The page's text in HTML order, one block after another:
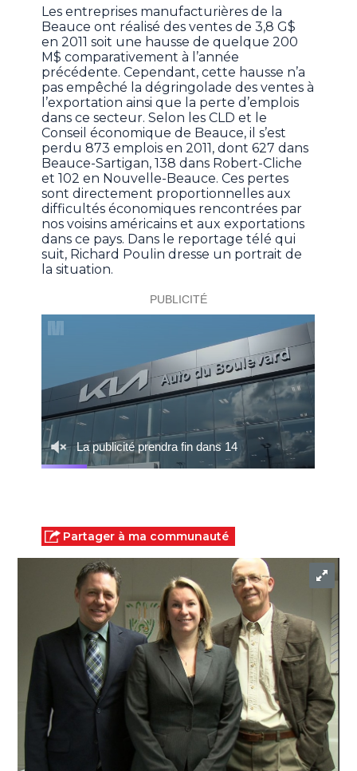
Les entreprises manufacturières de la
Beauce ont réalisé des ventes de 3,8 G$
en 2011 soit une hausse de quelque 200
M$ comparativement à l’année
précédente. Cependant, cette hausse n’a
pas empêché la dégringolade des ventes à
l’exportation ainsi que la perte d’emplois
dans ce secteur. Selon les CLD et le
Conseil économique de Beauce, il s’est
perdu 873 emplois en 2011, dont 627 dans
Beauce-Sartigan, 138 dans Robert-Cliche
et 102 en Nouvelle-Beauce. Ces pertes
sont directement proportionnelles aux
difficultés économiques rencontrées par
nos voisins américains et aux exportations
dans ce pays. Dans le reportage télé qui
suit, Richard Poulin dresse un portrait de
la situation.
Partager à ma communauté